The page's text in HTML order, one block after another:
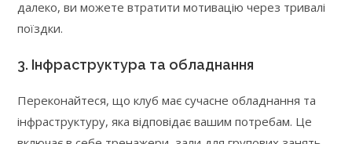
далеко, ви можете втратити мотивацію через тривалі
поїздки.
3. Інфраструктура та обладнання
Переконайтеся, що клуб має сучасне обладнання та
інфраструктуру, яка відповідає вашим потребам. Це